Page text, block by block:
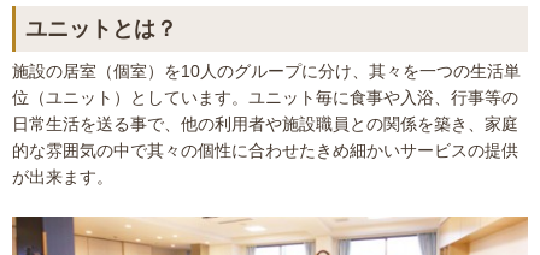
ユニットとは？
施設の居室（個室）を10人のグループに分け、其々を一つの生活単
位（ユニット）としています。ユニット毎に食事や入浴、行事等の
日常生活を送る事で、他の利用者や施設職員との関係を築き、家庭
的な雰囲気の中で其々の個性に合わせたきめ細かいサービスの提供
が出来ます。